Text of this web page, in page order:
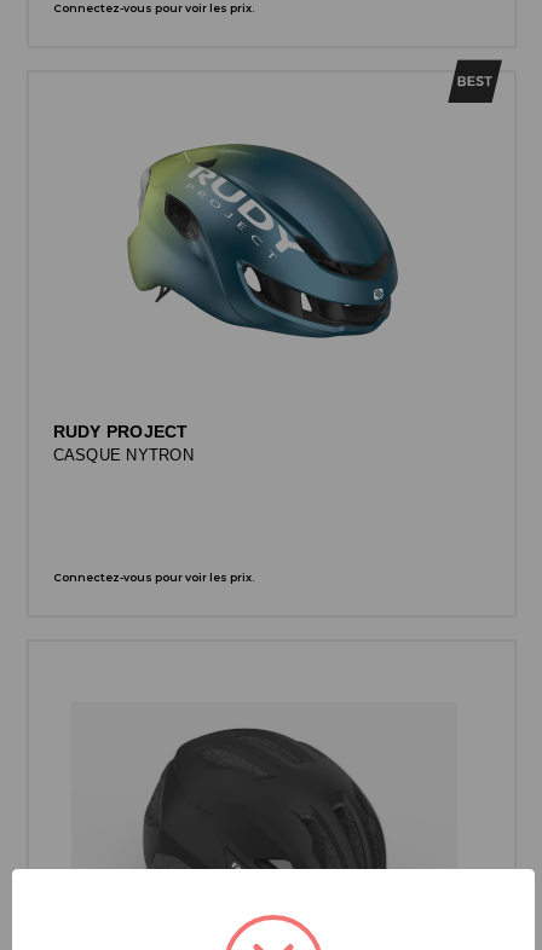
Connectez-vous pour voir les prix.
RUDY PROJECT
CASQUE NYTRON
Connectez-vous pour voir les prix.